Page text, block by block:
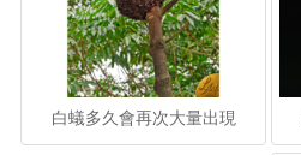
白蟻多久會再次大量出現